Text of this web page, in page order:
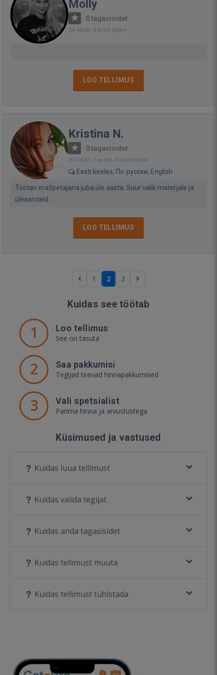
Molly
· 0 tagasisidet
Oli saidil: 3 kuud tagasi
LOO TELLIMUS
Kristina N.
· 0 tagasisidet
Oli saidil: 1 aastat, 4 kuud tagasi
Eesti keeles, По-русски, English
Töötan eraõpetajana juba üle aasta. Suur valik materjale ja
ülesandeid.
LOO TELLIMUS
1 2 3
Kuidas see töötab
1 Loo tellimus
See on tasuta
2 Saa pakkumisi
Tegijad teevad hinnapakkumised
3 Vali spetsialist
Parima hinna ja arvustustega
Küsimused ja vastused
Kuidas luua tellimust
Kuidas valida tegijat
Kuidas anda tagasisidet
Kuidas tellimust muuta
Kuidas tellimust tühistada